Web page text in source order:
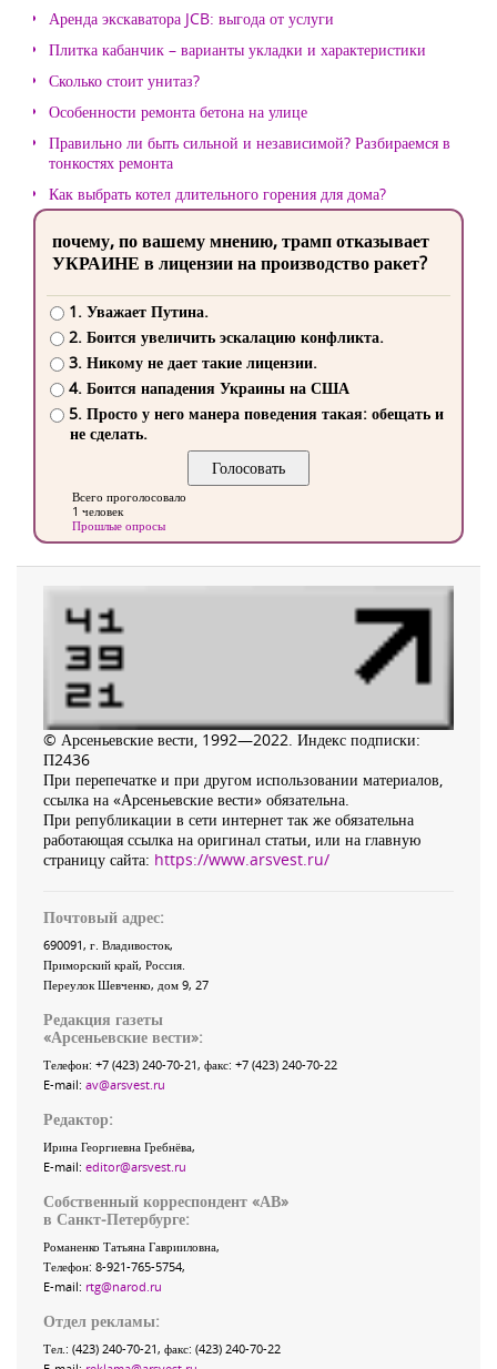
Аренда экскаватора JCB: выгода от услуги
Плитка кабанчик – варианты укладки и характеристики
Сколько стоит унитаз?
Особенности ремонта бетона на улице
Правильно ли быть сильной и независимой? Разбираемся в
тонкостях ремонта
Как выбрать котел длительного горения для дома?
почему, по вашему мнению, трамп отказывает
УКРАИНЕ в лицензии на производство ракет?
1. Уважает Путина.
2. Боится увеличить эскалацию конфликта.
3. Никому не дает такие лицензии.
4. Боится нападения Украины на США
5. Просто у него манера поведения такая: обещать и
не сделать.
Всего проголосовало
1 человек
Прошлые опросы
© Арсеньевские вести, 1992—2022. Индекс подписки:
П2436
При перепечатке и при другом использовании материалов,
ссылка на «Арсеньевские вести» обязательна.
При републикации в сети интернет так же обязательна
работающая ссылка на оригинал статьи, или на главную
страницу сайта: https://www.arsvest.ru/
Почтовый адрес:
690091, г. Владивосток,
Приморский край, Россия
Переулок Шевченко, дом 9, 27
Редакция газеты
«Арсеньевские вести»:
Телефон: +7 (423) 240-70-21, факс: +7 (423) 240-70-22
E-mail: av@arsvest.ru
Редактор:
Ирина Георгиевна Гребнёва,
E-mail: editor@arsvest.ru
Собственный корреспондент «АВ»
в Санкт-Петербурге:
Романенко Татьяна Гаврииловна,
Телефон: 8-921-765-5754,
E-mail: rtg@narod.ru
Отдел рекламы:
Тел.: (423) 240-70-21, факс: (423) 240-70-22